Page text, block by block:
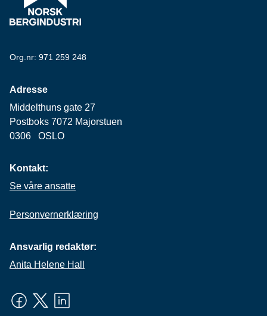
Org.nr: 971 259 248
Adresse
Middelthuns gate 27
Postboks 7072 Majorstuen
0306 OSLO
Kontakt:
Se våre ansatte
Personvernerklæring
Ansvarlig redaktør:
Anita Helene Hall